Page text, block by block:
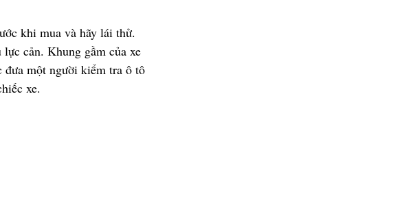
ước khi mua và hãy lái thử.
lực cản. Khung gầm của xe
đưa một người kiểm tra ô tô
ếc xe.